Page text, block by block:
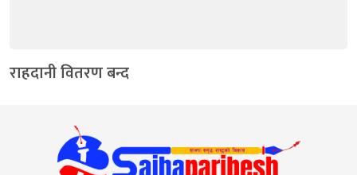
राहदानी वितरण बन्द